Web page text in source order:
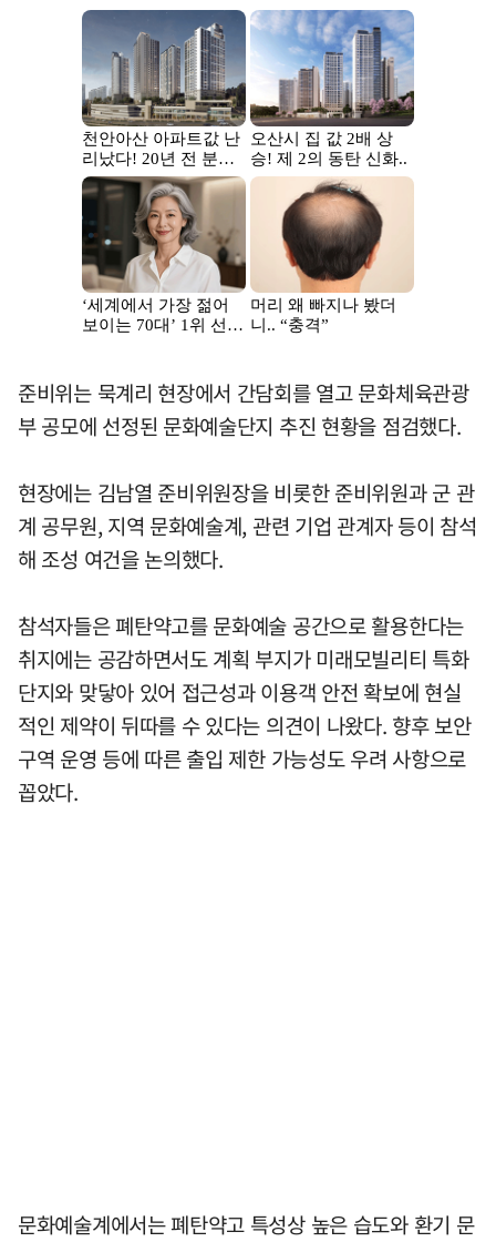
준비위는 묵계리 현장에서 간담회를 열고 문화체육관광
부 공모에 선정된 문화예술단지 추진 현황을 점검했다.
현장에는 김남열 준비위원장을 비롯한 준비위원과 군 관
계 공무원, 지역 문화예술계, 관련 기업 관계자 등이 참석
해 조성 여건을 논의했다.
참석자들은 폐탄약고를 문화예술 공간으로 활용한다는
취지에는 공감하면서도 계획 부지가 미래모빌리티 특화
단지와 맞닿아 있어 접근성과 이용객 안전 확보에 현실
적인 제약이 뒤따를 수 있다는 의견이 나왔다. 향후 보안
구역 운영 등에 따른 출입 제한 가능성도 우려 사항으로
꼽았다.
문화예술계에서는 폐탄약고 특성상 높은 습도와 환기 문